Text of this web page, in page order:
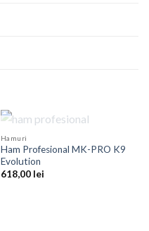
Hamuri
Ham Profesional MK-PRO K9
Evolution
618,00 lei